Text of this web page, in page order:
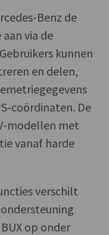
Benz de
via de
kunnen
en delen,
coördinaten. De
modellen met
vanaf harde
verschilt
op onder